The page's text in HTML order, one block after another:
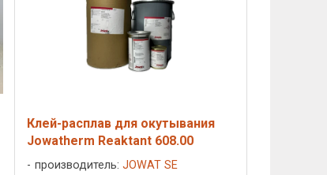
Клей-расплав для окутывания
Jowatherm Reaktant 608.00
производитель: JOWAT SE